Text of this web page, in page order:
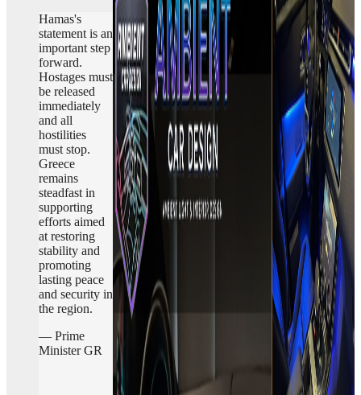
Hamas's
statement is an
important step
forward.
Hostages must
be released
immediately
and all
hostilities
must stop.
Greece
remains
steadfast in
supporting
efforts aimed
at restoring
stability and
promoting
lasting peace
and security in
the region.
— Prime
Minister GR